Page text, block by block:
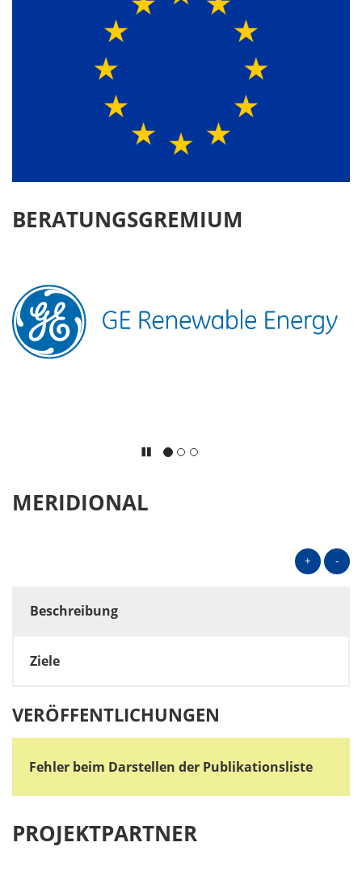
BERATUNGSGREMIUM
MERIDIONAL
+ -
Beschreibung
Ziele
VERÖFFENTLICHUNGEN
Fehler beim Darstellen der Publikationsliste
PROJEKTPARTNER